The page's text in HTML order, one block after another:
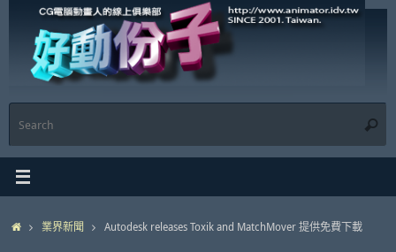
content
Home業界新聞 Autodesk releases Toxik and MatchMover 提供免費下載